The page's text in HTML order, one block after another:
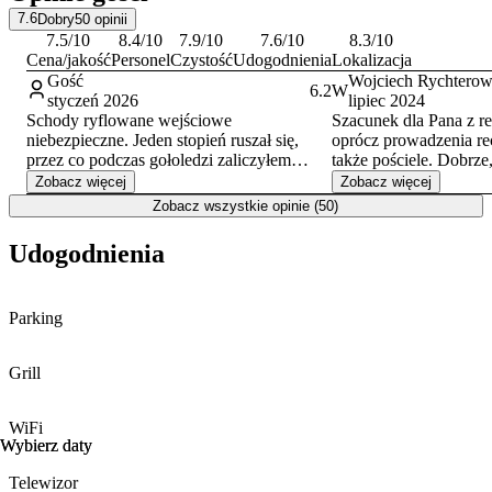
7.6Dobry50 opinii
7.5/10
Cena/jakość
8.4/10
Personel
7.9/10
Czystość
7.6/10
Udogodnienia
8.3/10
Lokalizacja
Gość
styczeń 2026
6.2
Schody ryflowane wejściowe
niebezpieczne. Jeden stopień ruszał się,
przez co podczas gołoledzi zaliczyłem
upadek i wyrżnąłem głową o stopień…
warto zadbać o bezpieczeństwo gości i je
naprawić oraz sypać czymś podczas
Zobacz więcej
W
Wojciech
lipiec 2024
Szacunek dla Pana z
oprócz prowadzenia
także pościele.
Poprawcie jakość w
jest staroświecko.
czy nawet więcej, ale łóżka bym wymienił
Zobacz więcej
Zobacz wszystkie opinie (50)
Wybierz daty
Wybierz daty
Udogodnienia
Parking
Grill
WiFi
Telewizor